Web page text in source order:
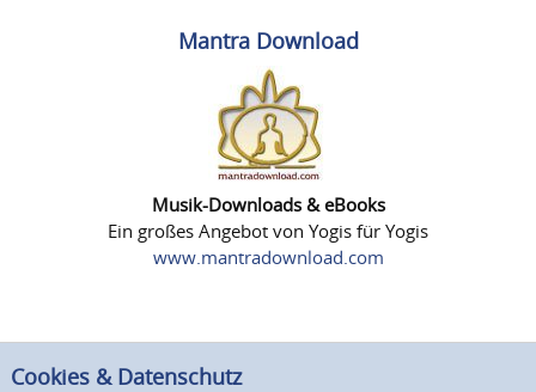
Mantra Download
Musik-Downloads & eBooks
Ein großes Angebot von Yogis für Yogis
www.mantradownload.com
Cookies & Datenschutz